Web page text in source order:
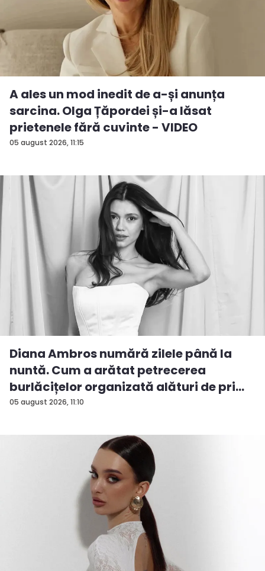
05 august 2026, 11:15
A ales un mod inedit de a-și anunța
sarcina. Olga Țăpordei și-a lăsat
prietenele fără cuvinte - VIDEO
05 august 2026, 11:10
Diana Ambros numără zilele până la
nuntă. Cum a arătat petrecerea
burlăcițelor organizată alături de pri...